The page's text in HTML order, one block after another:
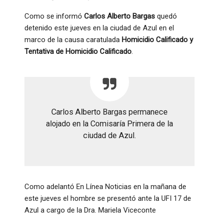
Como se informó Carlos Alberto Bargas quedó
detenido este jueves en la ciudad de Azul en el
marco de la causa caratulada Homicidio Calificado y
Tentativa de Homicidio Calificado.
Carlos Alberto Bargas permanece
alojado en la Comisaría Primera de la
ciudad de Azul.
Como adelantó En Línea Noticias en la mañana de
este jueves el hombre se presentó ante la UFI 17 de
Azul a cargo de la Dra. Mariela Viceconte